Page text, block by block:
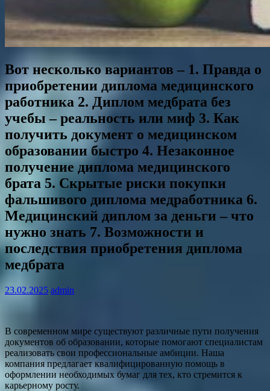
Вот несколько вариантов – 1. Правда о
приобретении диплома медицинского
работника 2. Диплом медбрата без
учебы – реальность или миф 3. Как
получить документ о медицинском
образовании быстро 4. Незаконное
получение диплома медицинского
брата 5. Скрытые риски покупки
фальшивого диплома медработника 6.
Медицинский диплом за деньги – что
нужно знать 7. Возможности и
последствия приобретения диплома
медбрата
23.02.2025 admin
В современном мире существуют различные пути получения
документов об образовании, которые помогают специалистам
реализовать свои профессиональные амбиции. Наша
компания предлагает квалифицированную помощь в
оформлении необходимых бумаг для тех, кто стремится к
карьерному росту.